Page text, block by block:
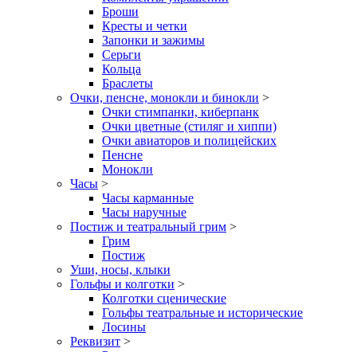
Броши
Кресты и четки
Запонки и зажимы
Серьги
Кольца
Браслеты
Очки, пенсне, монокли и бинокли >
Очки стимпанки, киберпанк
Очки цветные (стиляг и хиппи)
Очки авиаторов и полицейских
Пенсне
Монокли
Часы >
Часы карманные
Часы наручные
Постиж и театральный грим >
Грим
Постиж
Уши, носы, клыки
Гольфы и колготки >
Колготки сценические
Гольфы театральные и исторические
Лосины
Реквизит >